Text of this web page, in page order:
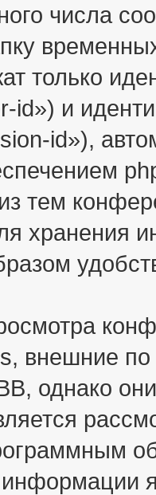
числа
только
и
id»),
тем
хранения
внешние
однако